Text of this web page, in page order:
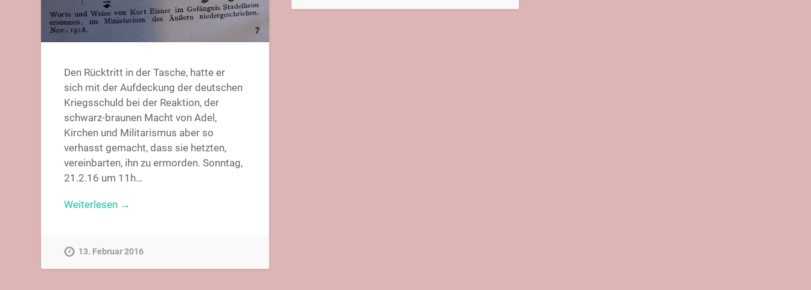
Den Rücktritt in der Tasche, hatte er
sich mit der Aufdeckung der deutschen
Kriegsschuld bei der Reaktion, der
schwarz-braunen Macht von Adel,
Kirchen und Militarismus aber so
verhasst gemacht, dass sie hetzten,
vereinbarten, ihn zu ermorden. Sonntag,
21.2.16 um 11h…
Weiterlesen →
13. Februar 2016